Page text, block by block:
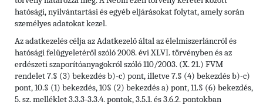
hatósági, nyilvántartási és egyéb eljárásokat folytat, amely során
személyes adatokat kezel.
Az adatkezelés célja az Adatkezelő által az élelmiszerláncról és
hatósági felügyeletéről szóló 2008. évi XLVI. törvényben és az
erdészeti szaporítóanyagokról szóló 110/2003. (X. 21.) FVM
rendelet 7.§ (3) bekezdés b)-c) pont, illetve 7.§ (4) bekezdés b)-c)
pont, 10.§ (1) bekezdés, 10§ (2) bekezdés a) pont, 11.§ (6) bekezdés,
5. sz. melléklet 3.3.3-3.3.4. pontok, 3.5.1. és 3.6.2. pontokban